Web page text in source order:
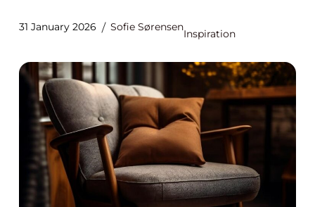
31 January 2026 Sofie Sørensen
Inspiration